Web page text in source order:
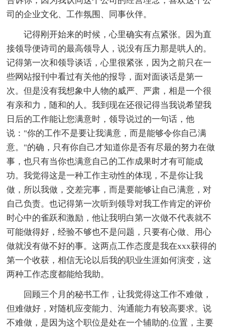
司的企业文化、工作氛围、同事伙伴。
记得刚开始来的时候，心里确实有点紧张。因为直
接领导便诗司的最高领导人，说没有压力那是哄人的。
记得第一次和领导谈话，心里很紧张，因为之前只在一
些网站报刊中看过有关他的报导，面对面谈话是第一
次。但是没有我想象中人物的威严、严肃，相是一个很
有亲和力，随和的人。我到现在还很记得当我说希望我
日后的工作能让您满意时，领导说过的一句话，他
说："你的工作不是要让我满意，而是能够令你自己满
意。"的确，只有你自己才知道你是否有尽最的努力在做
事，也只有当你也满意自己的工作成果时才有可能成
功。我觉得这是一种工作主动性的体现，不是你让我
做，所以我做，交差完事，而是要能够让自己满意，对
自己负责。也记得第一次听到领导对我工作肯定的评价
时心中的雀跃和激励，他让我明白第一次做不代表就不
可能做得好，经验不够也不是问题，只要有心做、用心
做就没有做不好的事。这两点工作态度是我在xxx获得的
第一个收获，相信无论以后我的职业生涯如何演变，这
两种工作态度都能给我助。
回顾三个月的秘书工作，让我觉得这工作不难做，
但难做好，对随机应变能力、沟通能力有较高要求。说
不难做，是因为这个职位是处在一个辅助的.位置，主要